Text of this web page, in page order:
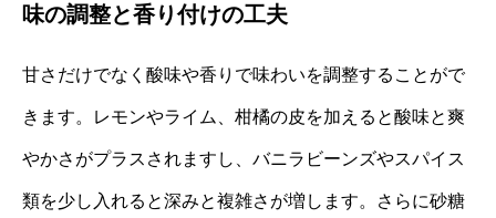
味の調整と香り付けの工夫
甘さだけでなく酸味や香りで味わいを調整することがで
きます。レモンやライム、柑橘の皮を加えると酸味と爽
やかさがプラスされますし、バニラビーンズやスパイス
類を少し入れると深みと複雑さが増します。さらに砂糖